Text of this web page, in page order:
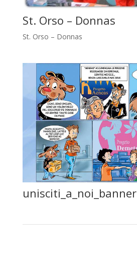
St. Orso – Donnas
St. Orso – Donnas
unisciti_a_noi_banner